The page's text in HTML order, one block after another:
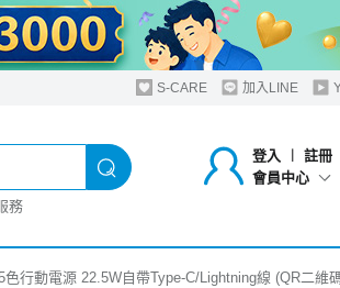
S-CARE 加入LINE
登入 ︱
註冊
會員中心
務
行動電源 22.5W自帶Type-C/Lightning線 (QR二維